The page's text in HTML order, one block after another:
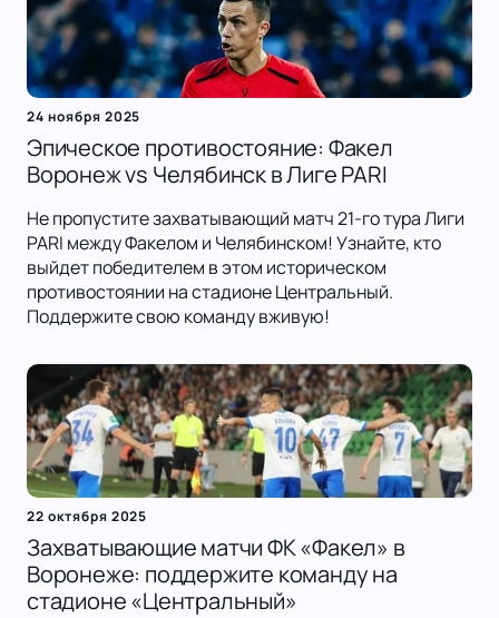
24 ноября 2025
Эпическое противостояние: Факел
Воронеж vs Челябинск в Лиге PARI
Не пропустите захватывающий матч 21-го тура Лиги
PARI между Факелом и Челябинском! Узнайте, кто
выйдет победителем в этом историческом
противостоянии на стадионе Центральный.
Поддержите свою команду вживую!
22 октября 2025
Захватывающие матчи ФК «Факел» в
Воронеже: поддержите команду на
стадионе «Центральный»